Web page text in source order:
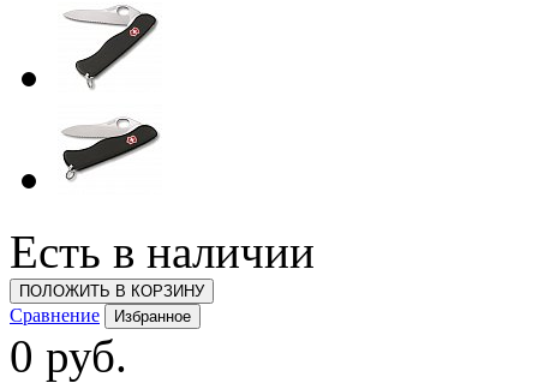
Есть в наличии
ПОЛОЖИТЬ В КОРЗИНУ
Сравнение Избранное
0 руб.